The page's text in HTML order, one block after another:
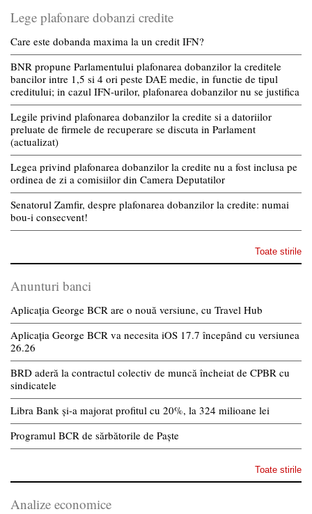
Lege plafonare dobanzi credite
Care este dobanda maxima la un credit IFN?
BNR propune Parlamentului plafonarea dobanzilor la creditele
bancilor intre 1,5 si 4 ori peste DAE medie, in functie de tipul
creditului; in cazul IFN-urilor, plafonarea dobanzilor nu se justifica
Legile privind plafonarea dobanzilor la credite si a datoriilor
preluate de firmele de recuperare se discuta in Parlament
(actualizat)
Legea privind plafonarea dobanzilor la credite nu a fost inclusa pe
ordinea de zi a comisiilor din Camera Deputatilor
Senatorul Zamfir, despre plafonarea dobanzilor la credite: numai
bou-i consecvent!
Toate stirile
Anunturi banci
Aplicația George BCR are o nouă versiune, cu Travel Hub
Aplicația George BCR va necesita iOS 17.7 începând cu versiunea
26.26
BRD aderă la contractul colectiv de muncă încheiat de CPBR cu
sindicatele
Libra Bank și-a majorat profitul cu 20%, la 324 milioane lei
Programul BCR de sărbătorile de Paște
Toate stirile
Analize economice